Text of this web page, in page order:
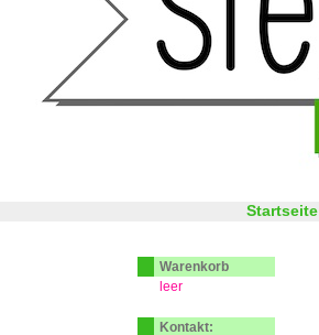
Startseite
Warenkorb
leer
Kontakt: